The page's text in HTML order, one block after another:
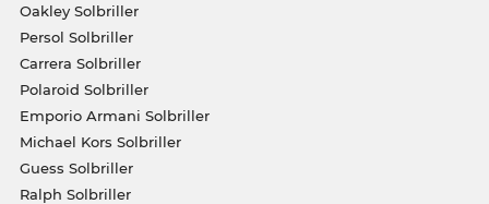
Oakley Solbriller
Persol Solbriller
Carrera Solbriller
Polaroid Solbriller
Emporio Armani Solbriller
Michael Kors Solbriller
Guess Solbriller
Ralph Solbriller